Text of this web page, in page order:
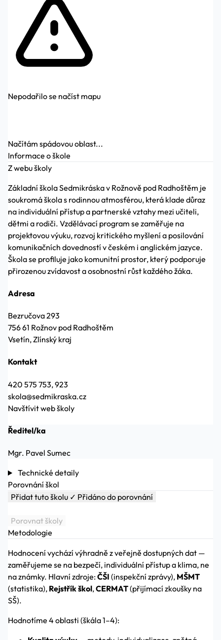
Nepodařilo se načíst mapu
Načítám spádovou oblast...
Informace o škole
Z webu školy
Základní škola Sedmikráska v Rožnově pod Radhoštěm je
soukromá škola s rodinnou atmosférou, která klade důraz
na individuální přístup a partnerské vztahy mezi učiteli,
dětmi a rodiči. Vzdělávací program se zaměřuje na
projektovou výuku, rozvoj kritického myšlení a posilování
komunikačních dovedností v českém i anglickém jazyce.
Škola se profiluje jako komunitní prostor, který podporuje
přirozenou zvídavost a osobnostní růst každého žáka.
Adresa
Bezručova 293
756 61 Rožnov pod Radhoštěm
Vsetín, Zlínský kraj
Kontakt
420 575 753, 923
skola@sedmikraska.cz
Navštívit web školy
Ředitel/ka
Mgr. Pavel Sumec
Technické detaily
Porovnání škol
Přidat tuto školu ✓ Přidáno do porovnání
Porovnat školy
Metodologie
Hodnocení vychází výhradně z veřejně dostupných dat —
zaměřujeme se na bezpečí, individuální přístup a klima, ne
na známky. Hlavní zdroje:ČŠI (inspekční zprávy), MŠMT
(statistika), Rejstřík škol,CERMAT(přijímací zkoušky na
SŠ).
Hodnotíme 4 oblasti (škála 1–4):